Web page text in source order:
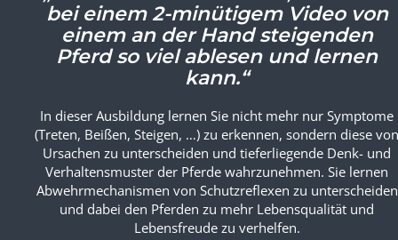
„Ich habe nicht erwartet, dass man
bei einem 2-minütigem Video von
einem an der Hand steigenden
Pferd so viel ablesen und lernen
In dieser Ausbildung lernen Sie nicht mehr nur Symptome
(Treten, Beißen, Steigen, …) zu erkennen, sondern diese von
Ursachen zu unterscheiden und tieferliegende Denk- und
Verhaltensmuster der Pferde wahrzunehmen. Sie lernen
Abwehrmechanismen von Schutzreflexen zu unterscheiden
und dabei den Pferden zu mehr Lebensqualität und